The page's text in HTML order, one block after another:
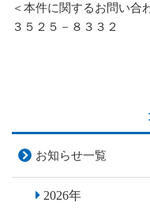
＜本件に関するお問い
３５２５－８３３２
お知らせ一覧
2026年